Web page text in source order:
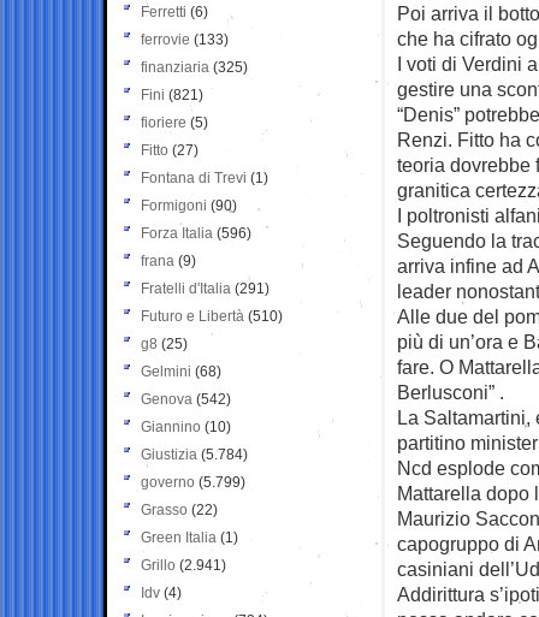
Poi arriva il
che ha cifrato
I voti di Verdini
gestire una
“Denis”
Renzi. Fitto ha
teoria dovrebbe
granitica
I poltronisti
Seguendo la
arriva infine ad
leader
Alle due del
più di un’ora e
fare. O
Berlusconi” .
La Saltamartini,
partitino
Ncd esplode
Mattarella dopo
Maurizio
capogruppo di
casiniani
Addirittura
Ferretti (6)
ferrovie (133)
finanziaria (325)
Fini (821)
fioriere (5)
Fitto (27)
Fontana di Trevi (1)
Formigoni (90)
Forza Italia (596)
frana (9)
Fratelli d'Italia (291)
Futuro e Libertà (510)
g8 (25)
Gelmini (68)
Genova (542)
Giannino (10)
Giustizia (5.784)
governo (5.799)
Grasso (22)
Green Italia (1)
Grillo (2.941)
Idv (4)